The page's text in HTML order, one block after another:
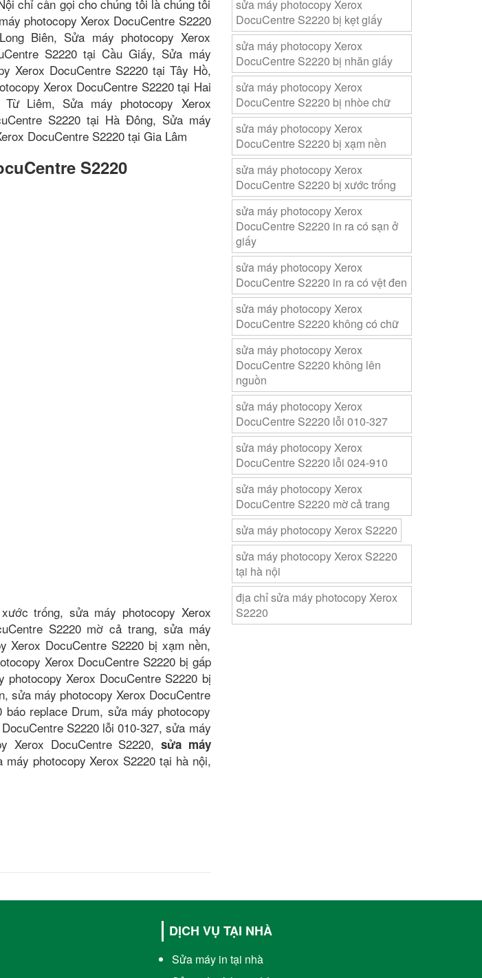
chỉ cần gọi cho chúng tôi là chúng tôi
photocopy Xerox DocuCentre S2220
Biên, Sửa máy photocopy Xerox
S2220 tại Cầu Giấy, Sửa máy
Xerox DocuCentre S2220 tại Tây Hồ,
Xerox DocuCentre S2220 tại Hai
Liêm, Sửa máy photocopy Xerox
S2220 tại Hà Đông, Sửa máy
DocuCentre S2220 tại Gia Lâm
S2220
trống, sửa máy photocopy Xerox
S2220 mờ cả trang, sửa máy
Xerox DocuCentre S2220 bị xạm nền,
Xerox DocuCentre S2220 bị gấp
Xerox DocuCentre S2220 bị
sửa máy photocopy Xerox DocuCentre
replace Drum, sửa máy photocopy
S2220 lỗi 010-327, sửa máy
Xerox DocuCentre S2220, sửa máy
photocopy Xerox S2220 tại hà nội,
sửa máy photocopy Xerox
DocuCentre S2220 bị kẹt giấy
sửa máy photocopy Xerox
DocuCentre S2220 bị nhăn giấy
sửa máy photocopy Xerox
DocuCentre S2220 bị nhòe chữ
sửa máy photocopy Xerox
DocuCentre S2220 bị xạm nền
sửa máy photocopy Xerox
DocuCentre S2220 bị xước trống
sửa máy photocopy Xerox
DocuCentre S2220 in ra có sạn ở
giấy
sửa máy photocopy Xerox
DocuCentre S2220 in ra có vệt đen
sửa máy photocopy Xerox
DocuCentre S2220 không có chữ
sửa máy photocopy Xerox
DocuCentre S2220 không lên
nguồn
sửa máy photocopy Xerox
DocuCentre S2220 lỗi 010-327
sửa máy photocopy Xerox
DocuCentre S2220 lỗi 024-910
sửa máy photocopy Xerox
DocuCentre S2220 mờ cả trang
sửa máy photocopy Xerox S2220
sửa máy photocopy Xerox S2220
tại hà nội
địa chỉ sửa máy photocopy Xerox
S2220
DỊCH VỤ TẠI NHÀ
Sửa máy in tại nhà